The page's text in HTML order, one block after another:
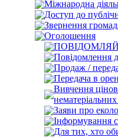
Міжнародна
Доступ до
Звернення
Оголошення
Повідомлення
Продаж /
Передача в
Вивчення
нематеріальних
Заяви про
Інформування
Для тих, хто